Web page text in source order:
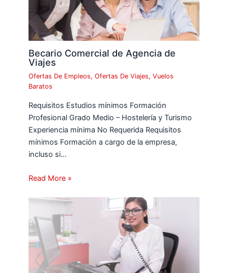
Becario Comercial de Agencia de
Viajes
Ofertas De Empleos,Ofertas De Viajes,Vuelos
Baratos
Requisitos Estudios mínimos Formación
Profesional Grado Medio – Hostelería y Turismo
Experiencia mínima No Requerida Requisitos
mínimos Formación a cargo de la empresa,
incluso si…
Read More »